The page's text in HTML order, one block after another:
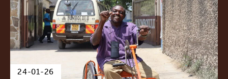
24-01-26